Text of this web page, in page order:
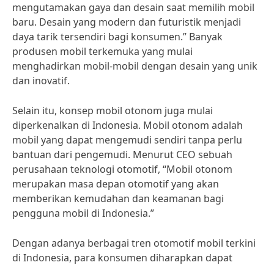
mengutamakan gaya dan desain saat memilih mobil
baru. Desain yang modern dan futuristik menjadi
daya tarik tersendiri bagi konsumen.” Banyak
produsen mobil terkemuka yang mulai
menghadirkan mobil-mobil dengan desain yang unik
dan inovatif.
Selain itu, konsep mobil otonom juga mulai
diperkenalkan di Indonesia. Mobil otonom adalah
mobil yang dapat mengemudi sendiri tanpa perlu
bantuan dari pengemudi. Menurut CEO sebuah
perusahaan teknologi otomotif, “Mobil otonom
merupakan masa depan otomotif yang akan
memberikan kemudahan dan keamanan bagi
pengguna mobil di Indonesia.”
Dengan adanya berbagai tren otomotif mobil terkini
di Indonesia, para konsumen diharapkan dapat